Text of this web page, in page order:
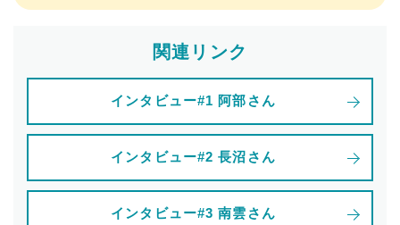
関連リンク
インタビュー#1 阿部さん
インタビュー#2 長沼さん
インタビュー#3 南雲さん